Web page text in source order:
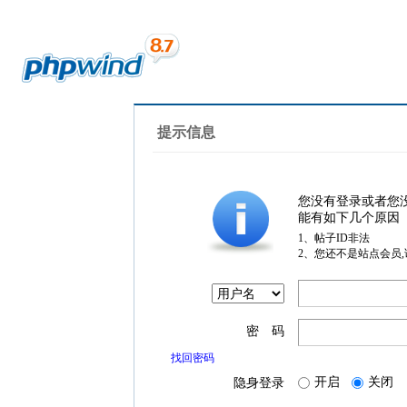
提示信息
您没有登录或者您
能有如下几个原因
1、帖子ID非法
2、您还不是站点会员
密 码
找回密码
隐身登录 开启 关闭